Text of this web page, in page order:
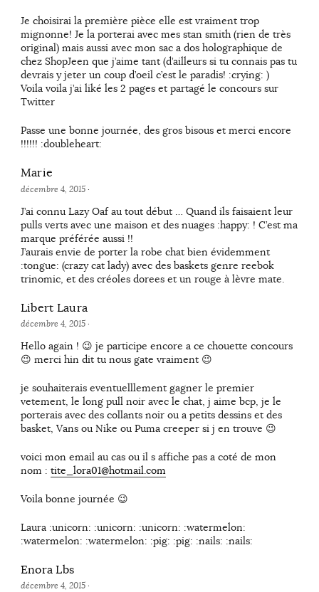
Je choisirai la première pièce elle est vraiment trop
mignonne! Je la porterai avec mes stan smith (rien de très
original) mais aussi avec mon sac a dos holographique de
chez ShopJeen que j’aime tant (d’ailleurs si tu connais pas tu
devrais y jeter un coup d’oeil c’est le paradis! :crying: )
Voila voila j’ai liké les 2 pages et partagé le concours sur
Twitter
Passe une bonne journée, des gros bisous et merci encore
!!!!!! :doubleheart:
Marie
décembre 4, 2015·
J’ai connu Lazy Oaf au tout début … Quand ils faisaient leur
pulls verts avec une maison et des nuages :happy: ! C’est ma
marque préférée aussi !!
J’aurais envie de porter la robe chat bien évidemment
:tongue: (crazy cat lady) avec des baskets genre reebok
trinomic, et des créoles dorees et un rouge à lèvre mate.
Libert Laura
décembre 4, 2015·
Hello again ! 😉 je participe encore a ce chouette concours
😉 merci hin dit tu nous gate vraiment 😉
je souhaiterais eventuelllement gagner le premier
vetement, le long pull noir avec le chat, j aime bcp, je le
porterais avec des collants noir ou a petits dessins et des
basket, Vans ou Nike ou Puma creeper si j en trouve 😉
voici mon email au cas ou il s affiche pas a coté de mon
nom : tite_lora01@hotmail.com
Voila bonne journée 😉
Laura :unicorn: :unicorn: :unicorn: :watermelon:
:watermelon: :watermelon: :pig: :pig: :nails: :nails:
Enora Lbs
décembre 4, 2015·